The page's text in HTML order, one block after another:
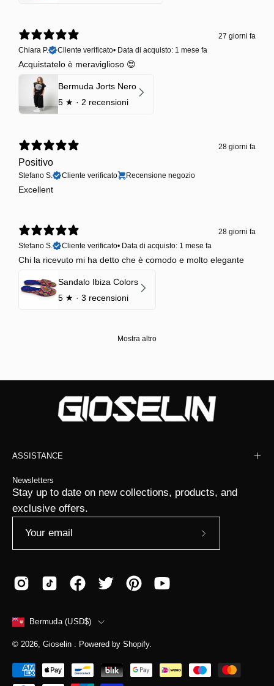
27 giorni fa
Chiara P.
Cliente verificato• Data di acquisto: 1 mese fa
Acquistatelo è meraviglioso 😍
Bermuda Jorts Nero
5 ★ · 2 recensioni
28 giorni fa
Positivo
Stefano S. Cliente verificato Recensione negozio
Excellent
28 giorni fa
Stefano S.
Cliente verificato• Data di acquisto: 1 mese fa
Chi la ricevuto mi ha detto che è comodo e molto elegante
Sandalo Ibiza Colors
5 ★ · 3 recensioni
Mostra altro
ASSISTANCE
Newsletters
Stay up to date on new collections, products, and
exclusive offers.
Subscribe
COUNTRY
Bermuda (USD$)
© 2026, Gioselin . Powered by Shopify.